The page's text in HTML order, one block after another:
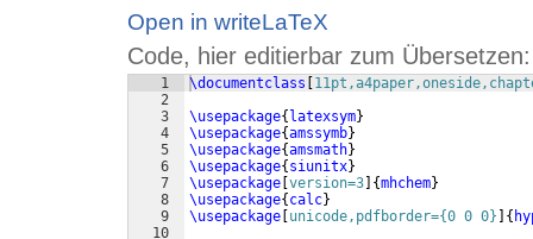
Open in writeLaTeX
Code, hier editierbar zum Übersetzen:
1
2
3
4
5
6
7
8
9
10
\documentclass
\usepackage{ latexsym}
\usepackage{amssymb}
\usepackage{amsmath}
\usepackage{ siunitx}
\usepackage version=3 {mhchem}
\usepackage{ calc}
\usepackage unicode,pdfborder={0 0 0} {